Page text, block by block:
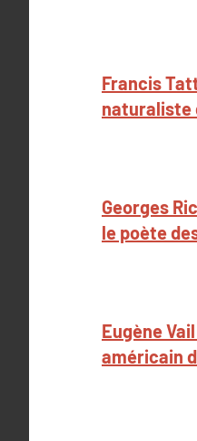
Francis
naturaliste
Georges
le poète
Eugène
américain